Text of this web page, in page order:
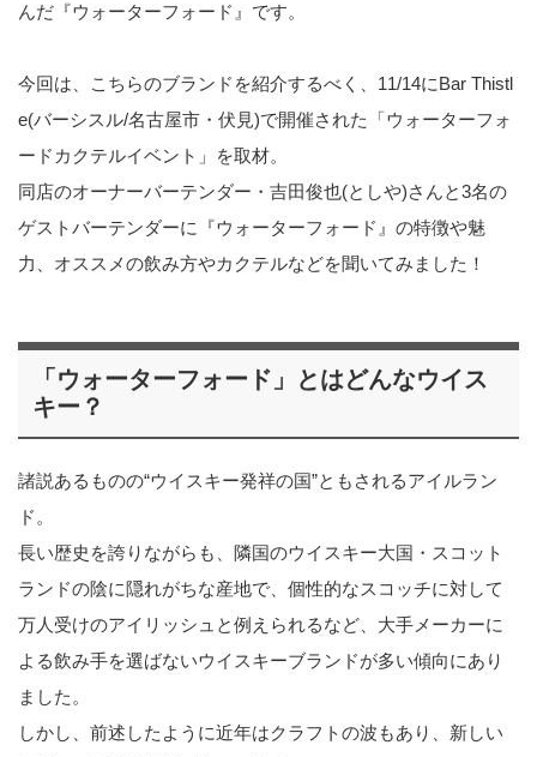
んだ『ウォーターフォード』です。
今回は、こちらのブランドを紹介するべく、11/14にBar Thistl
e(バーシスル/名古屋市・伏見)で開催された「ウォーターフォ
ードカクテルイベント」を取材。
同店のオーナーバーテンダー・吉田俊也(としや)さんと3名の
ゲストバーテンダーに『ウォーターフォード』の特徴や魅
力、オススメの飲み方やカクテルなどを聞いてみました！
「ウォーターフォード」とはどんなウイス
キー？
諸説あるものの“ウイスキー発祥の国”ともされるアイルラン
ド。
長い歴史を誇りながらも、隣国のウイスキー大国・スコット
ランドの陰に隠れがちな産地で、個性的なスコッチに対して
万人受けのアイリッシュと例えられるなど、大手メーカーに
よる飲み手を選ばないウイスキーブランドが多い傾向にあり
ました。
しかし、前述したように近年はクラフトの波もあり、新しい